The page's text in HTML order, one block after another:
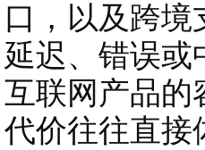
口，以及跨
延迟、错误或
互联网产品的
代价往往直接